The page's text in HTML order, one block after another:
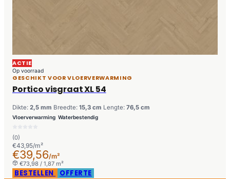
ACTIE
Op voorraad
GESCHIKT VOOR VLOERVERWARMING
Portico visgraat XL 54
Dikte: 2,5 mm Breedte: 15,3 cm Lengte: 76,5 cm
Vloerverwarming Waterbestendig
(0)
€43,95/m²
€39,56/m²
€73,98 / 1,87 m²
BESTELLEN OFFERTE